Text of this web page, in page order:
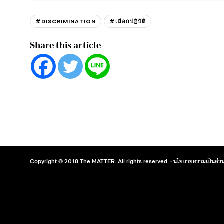
#DISCRIMINATION #เลือกปฏิบัติ
Share this article
Copyright © 2018 The MATTER. All rights reserved. ·นโยบายความเป็นส่ว